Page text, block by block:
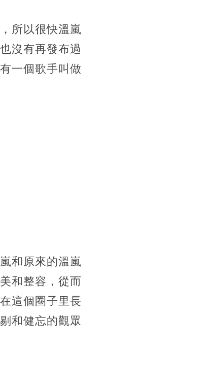
所以很快溫嵐
沒有再發布過
一個歌手叫做
和原來的溫嵐
和整容，從而
這個圈子里長
和健忘的觀眾